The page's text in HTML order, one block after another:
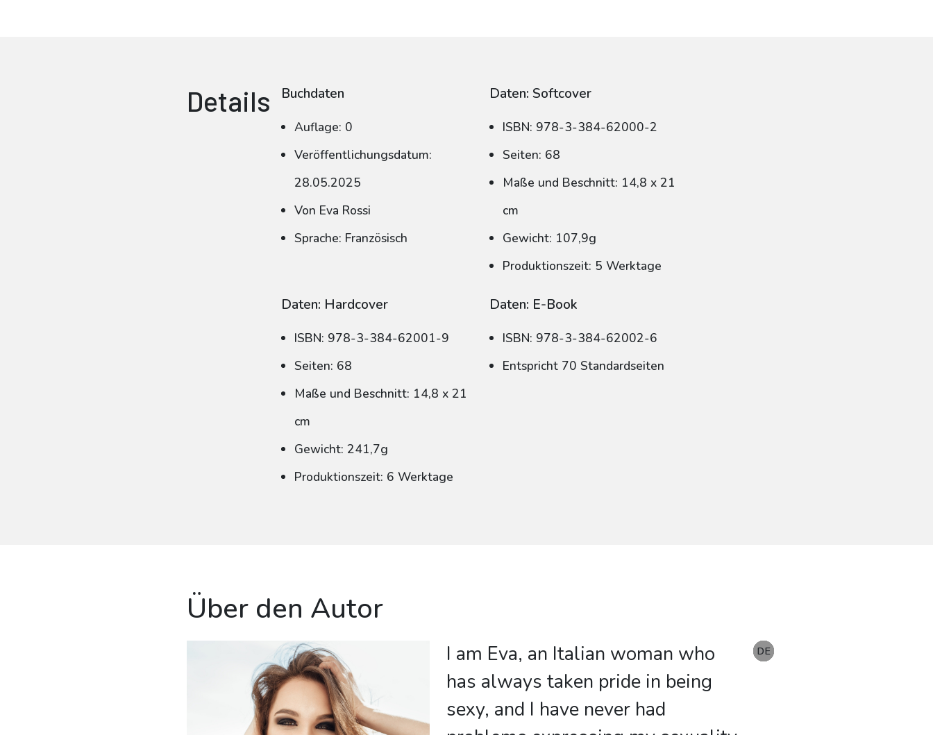
Details Buchdaten
Auflage: 0
Veröffentlichungsdatum:
28.05.2025
Von Eva Rossi
Sprache: Französisch
Daten: Softcover
ISBN: 978-3-384-62000-2
Seiten: 68
Maße und Beschnitt: 14,8 x 21
cm
Gewicht: 107,9g
Produktionszeit: 5 Werktage
Daten: Hardcover
ISBN: 978-3-384-62001-9
Seiten: 68
Maße und Beschnitt: 14,8 x 21
cm
Gewicht: 241,7g
Produktionszeit: 6 Werktage
Daten: E-Book
ISBN: 978-3-384-62002-6
Entspricht 70 Standardseiten
Über den Autor
I am Eva, an Italian woman who
has always taken pride in being
sexy, and I have never had
EN
DE
DE
DE
DE
DE
DE